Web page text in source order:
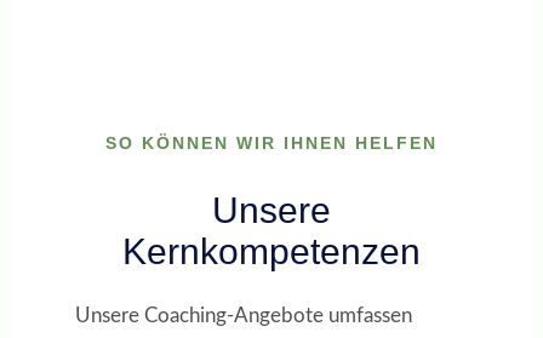
SO KÖNNEN WIR IHNEN HELFEN
Unsere
Kernkompetenzen
Unsere Coaching-Angebote umfassen